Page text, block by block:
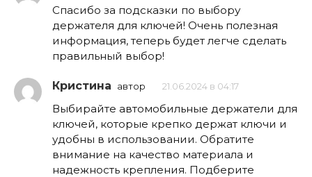
Спасибо за подсказки по выбору
держателя для ключей! Очень полезная
информация, теперь будет легче сделать
правильный выбор!
Кристина автор 21.06.2024 в 04:17
Выбирайте автомобильные держатели для
ключей, которые крепко держат ключи и
удобны в использовании. Обратите
внимание на качество материала и
надежность крепления. Подберите